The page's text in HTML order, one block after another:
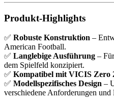
Produkt-Highlights
✅ Robuste Konstruktion –
American Football.
✅ Langlebige Ausführung –
dem Spielfeld konzipiert.
✅ Kompatibel mit VICIS Zero
✅ Modellspezifisches Design –
verschiedene Anforderungen und